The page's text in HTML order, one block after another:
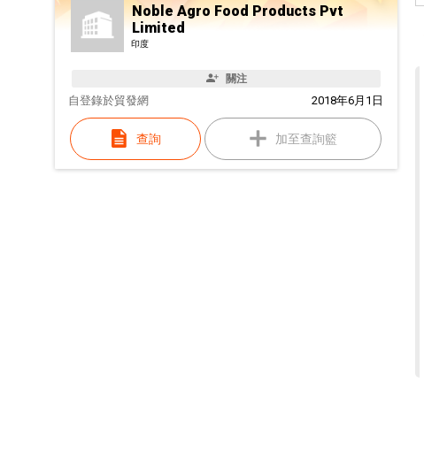
Noble Agro Food Products Pvt
Limited
印度
關注
自 2018年6月1日
登錄於貿發網
查詢 加至查詢籃